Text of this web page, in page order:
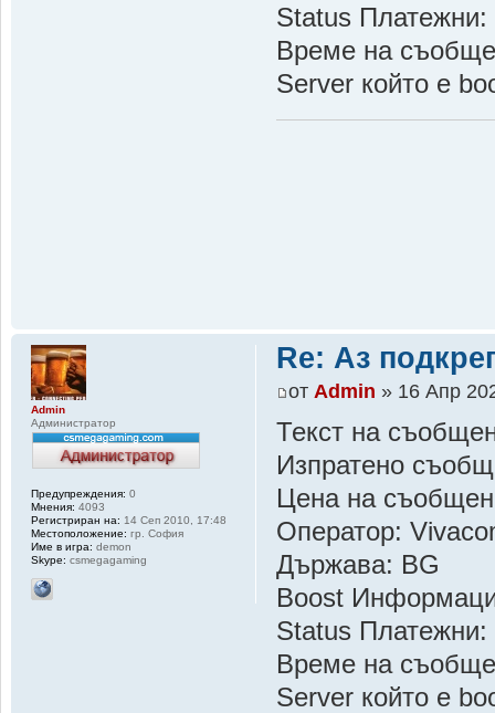
Status Платежни:
Време на
Server който е
Re: Аз
от Admin » 16 Апр
Текст на
Изпратено
Цена на
Оператор:
Държава: BG
Boost
Status Платежни:
Време на
Server който е
Admin
Администратор
Предупреждения: 0
Мнения: 4093
Регистриран на: 14 Сеп 2010, 17:48
Местоположение: гр. София
Име в игра: demon
Skype: csmegagaming